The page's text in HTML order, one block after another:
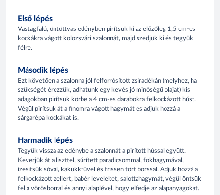
Első lépés
Vastagfalú, öntöttvas edényben pirítsuk ki az előzőleg 1,5 cm-es
kockákra vágott kolozsvári szalonnát, majd szedjük ki és tegyük
félre.
Második lépés
Ezt követően a szalonna jól felforrósított zsiradékán (melyhez, ha
szükségét érezzük, adhatunk egy kevés jó minőségű olajat) kis
adagokban pirítsuk körbe a 4 cm-es darabokra felkockázott húst.
Végül pirítsuk át a finomra vágott hagymát és adjuk hozzá a
sárgarépa kockákat is.
Harmadik lépés
Tegyük vissza az edénybe a szalonnát a pirított hússal együtt.
Keverjük át a liszttel, sűrített paradicsommal, fokhagymával,
ízesítsük sóval, kakukkfűvel és frissen tört borssal. Adjuk hozzá a
felkockázott zellert, babér leveleket, salottahagymát, végül öntsük
fel a vörösborral és annyi alaplével, hogy elfedje az alapanyagokat.